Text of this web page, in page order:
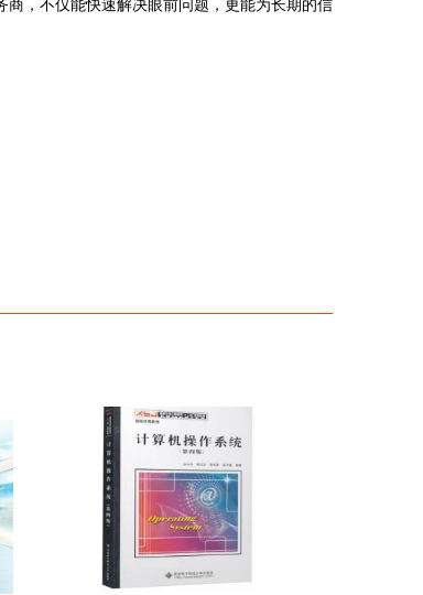
，不仅能快速解决眼前问题，更能为长期的信